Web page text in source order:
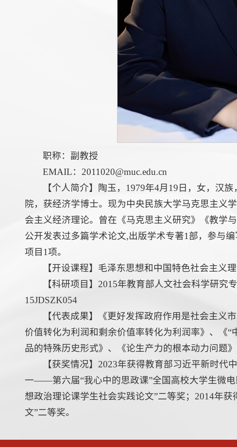
职称：副教授
EMAIL：2011020@muc.edu.cn
【个人简介】陶玉，1979年4月19日，女，汉
院，获经济学博士。现为中央民族大学马克思主义
会主义经济理论。曾在《马克思主义研究》《教学
公开发表过多篇学术论文,出版学术专著1部，参与
项目1项。
【开设课程】毛泽东思想和中国特色社会主义
【科研项目】2015年教育部人文社会科学研
15JDSZK054
【代表成果】《更好发挥政府作用是社会主义
价值转化为利润和剩余价值率转化为利润率》、《
品的特殊历史形式》、《论生产力的根本动力问题》
【获奖情况】2023年获得教育部习近平新时
一——第六届“我心中的思政课”全国高校大学生微
想政治理论课学生社会实践论文”二等奖；2014年
文”二等奖。